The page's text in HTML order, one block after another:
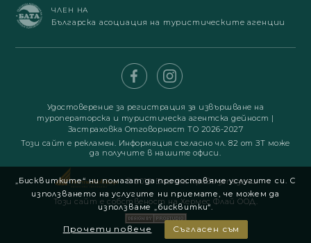
ЧЛЕН НА
Българска асоциация на туристическите агенции
Удостоверение за регистрация за извършване на
туроператорска и туристическа агентска дейност |
Застраховка Отговорност ТО 2026-2027
Този сайт е рекламен. Информация съгласно чл. 82 от ЗТ може
да получите в нашите офиси.
© 2019. Всички права запазени
Този сайт е собственост на Хермес Флай ООД.
„Бисквитките“ ни помагат да предоставяме услугите си. С
използването на услугите ни приемате, че можем да
използваме „бисквитки“.
Прочети повече Съгласен съм